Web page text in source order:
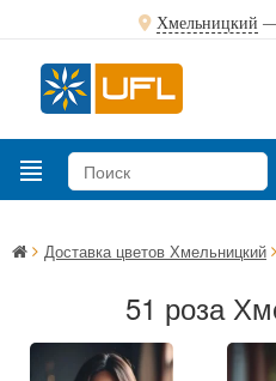
Хмельницкий —
Доставка цветов Хмельницкий
51 роза